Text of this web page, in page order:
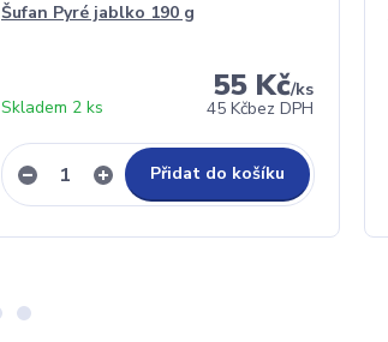
Šufan Pyré jablko 190 g
55 Kč/ks
45 Kčbez DPH
Skladem 2 ks
Přidat do košíku